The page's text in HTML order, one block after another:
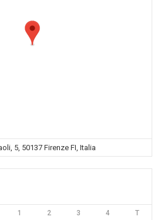
5, 50137 Firenze FI, Italia
1 2 3 4 T